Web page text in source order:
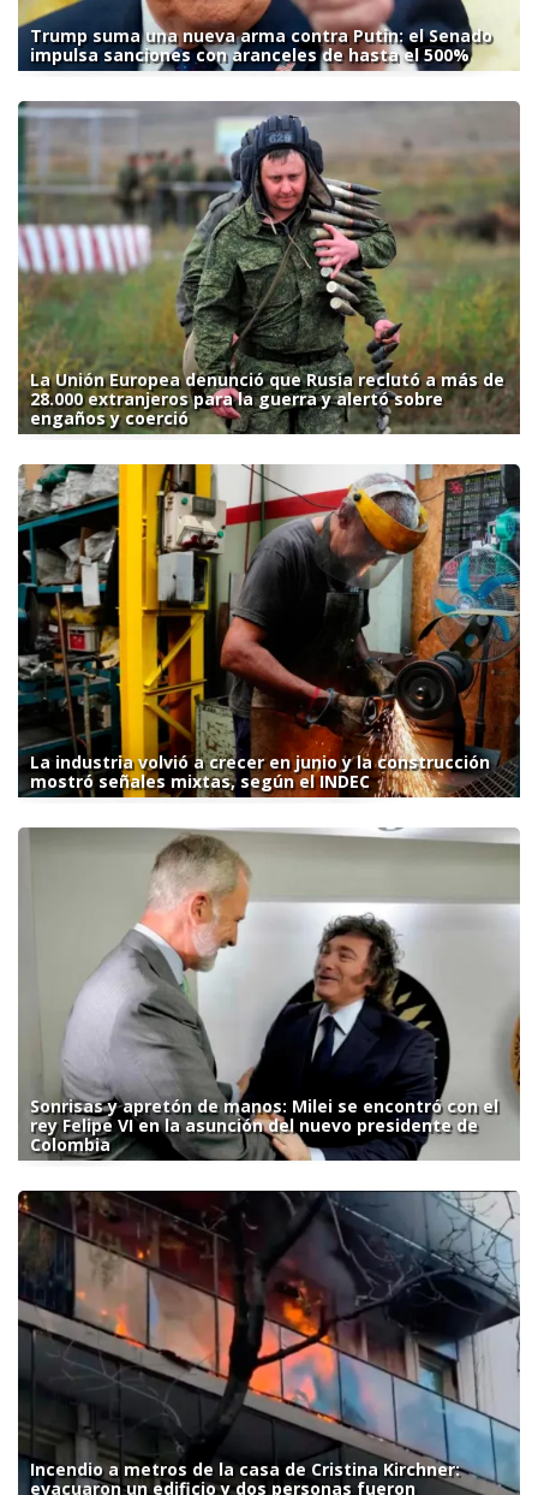
Trump suma una nueva arma contra Putin: el Senado
impulsa sanciones con aranceles de hasta el 500%
La Unión Europea denunció que Rusia reclutó a más de
28.000 extranjeros para la guerra y alertó sobre
engaños y coerció
La industria volvió a crecer en junio y la construcción
mostró señales mixtas, según el INDEC
Sonrisas y apretón de manos: Milei se encontró con el
rey Felipe VI en la asunción del nuevo presidente de
Colombia
Incendio a metros de la casa de Cristina Kirchner:
evacuaron un edificio y dos personas fueron